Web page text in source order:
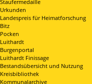
Staufermedaille
Urkunden
Landespreis für Heimatforschung
Bitz
Pocken
Luithardt
Burgenportal
Luithardt Finissage
Bestandsübersicht und Nutzung
Kreisbibliothek
Kommunalarchive